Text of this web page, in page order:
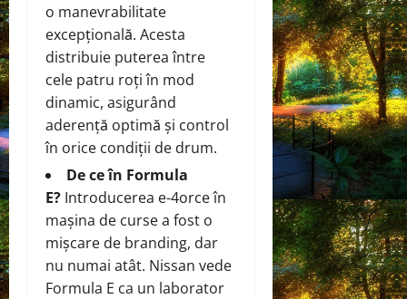
o manevrabilitate
excepțională. Acesta
distribuie puterea între
cele patru roți în mod
dinamic, asigurând
aderență optimă și control
în orice condiții de drum.
De ce în Formula
E? Introducerea e-4orce în
mașina de curse a fost o
mișcare de branding, dar
nu numai atât. Nissan vede
Formula E ca un laborator